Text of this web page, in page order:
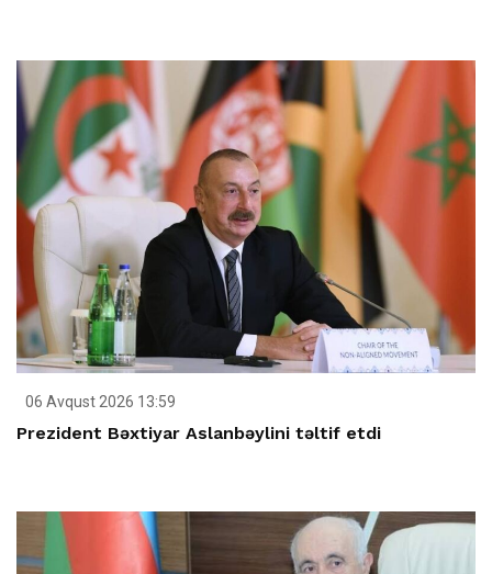
06 Avqust 2026 13:59
Prezident Bəxtiyar Aslanbəylini təltif etdi